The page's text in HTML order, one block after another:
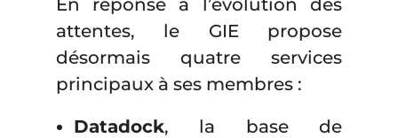
En réponse à l’évolution des
attentes, le GIE propose
désormais quatre services
principaux à ses membres :
Datadock, la base de